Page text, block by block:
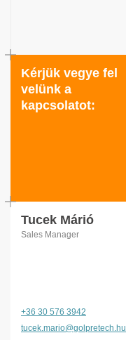
Kérjük vegye fel
velünk a
kapcsolatot:
Tucek Márió
Sales Manager
+36 30 576 3942
tucek.mario@golpretech.hu